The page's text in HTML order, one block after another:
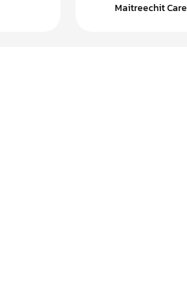
Maitreechit Care